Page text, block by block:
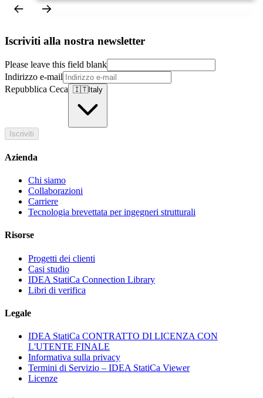
Iscriviti alla nostra newsletter
Please leave this field blank
Indirizzo e-mail
Repubblica Ceca 🇮🇹Italy
Iscriviti
Azienda
Chi siamo
Collaborazioni
Carriere
Tecnologia brevettata per ingegneri strutturali
Risorse
Progetti dei clienti
Casi studio
IDEA StatiCa Connection Library
Libri di verifica
Legale
IDEA StatiCa CONTRATTO DI LICENZA CON
L'UTENTE FINALE
Informativa sulla privacy
Termini di Servizio – IDEA StatiCa Viewer
Licenze